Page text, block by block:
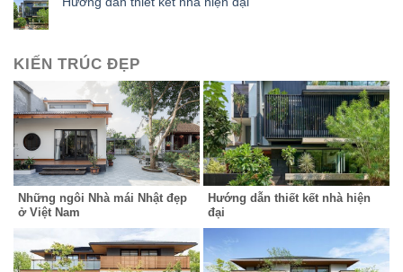
KIẾN TRÚC ĐẸP
Những ngôi Nhà mái Nhật đẹp
ở Việt Nam
Hướng dẫn thiết kết nhà hiện
đại